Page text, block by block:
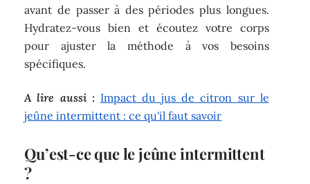
avant de passer à des périodes plus longues.
Hydratez-vous bien et écoutez votre corps
pour ajuster la méthode à vos besoins
spécifiques.
A lire aussi : Impact du jus de citron sur le
jeûne intermittent : ce qu'il faut savoir
Qu’est-ce que le jeûne intermittent
?